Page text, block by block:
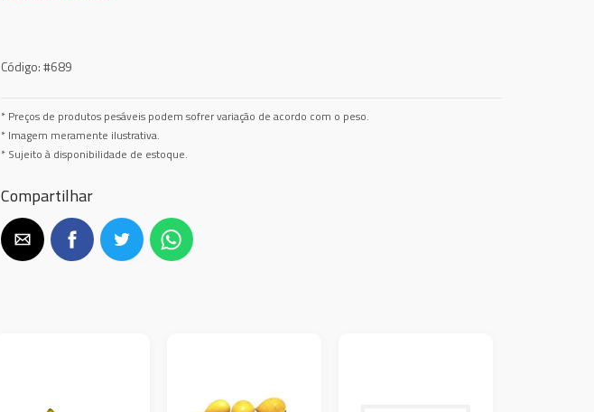
Código:#689
* Preços de produtos pesáveis podem sofrer variação de acordo com o peso.
* Imagem meramente ilustrativa.
* Sujeito à disponibilidade de estoque.
Compartilhar